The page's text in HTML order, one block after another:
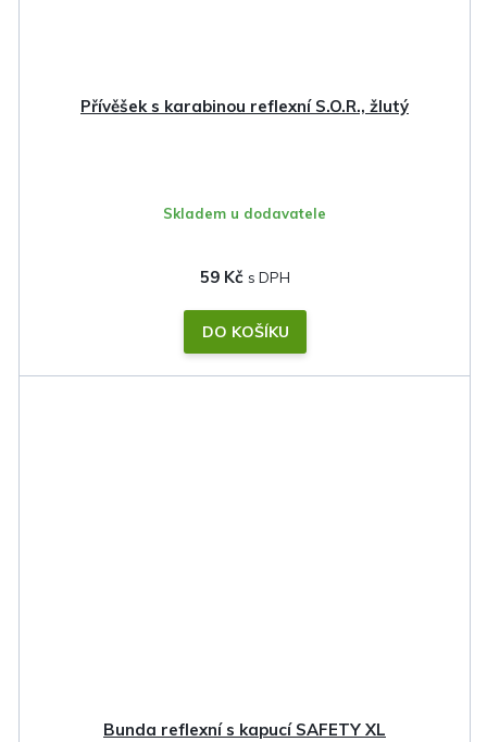
Přívěšek s karabinou reflexní S.O.R., žlutý
Skladem u dodavatele
59 Kč
DO KOŠÍKU
Bunda reflexní s kapucí SAFETY XL